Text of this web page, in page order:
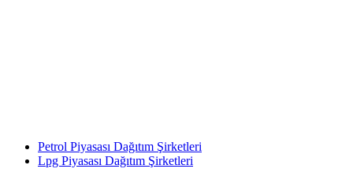
Petrol Piyasası Dağıtım Şirketleri
Lpg Piyasası Dağıtım Şirketleri